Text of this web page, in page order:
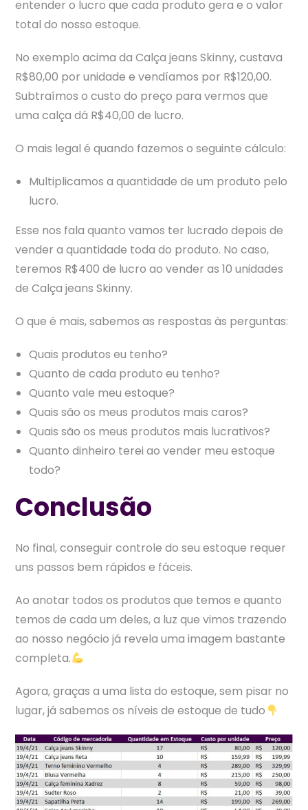
entender o lucro que cada produto gera e o valor
total do nosso estoque.
No exemplo acima da Calça jeans Skinny, custava
R$80,00 por unidade e vendíamos por R$120,00.
Subtraímos o custo do preço para vermos que
uma calça dá R$40,00 de lucro.
O mais legal é quando fazemos o seguinte cálculo:
Multiplicamos a quantidade de um produto pelo
lucro.
Esse nos fala quanto vamos ter lucrado depois de
vender a quantidade toda do produto. No caso,
teremos R$400 de lucro ao vender as 10 unidades
de Calça jeans Skinny.
O que é mais, sabemos as respostas às perguntas:
Quais produtos eu tenho?
Quanto de cada produto eu tenho?
Quanto vale meu estoque?
Quais são os meus produtos mais caros?
Quais são os meus produtos mais lucrativos?
Quanto dinheiro terei ao vender meu estoque
todo?
Conclusão
No final, conseguir controle do seu estoque requer
uns passos bem rápidos e fáceis.
Ao anotar todos os produtos que temos e quanto
temos de cada um deles, a luz que vimos trazendo
ao nosso negócio já revela uma imagem bastante
completa.
Agora, graças a uma lista do estoque, sem pisar no
lugar, já sabemos os níveis de estoque de tudo